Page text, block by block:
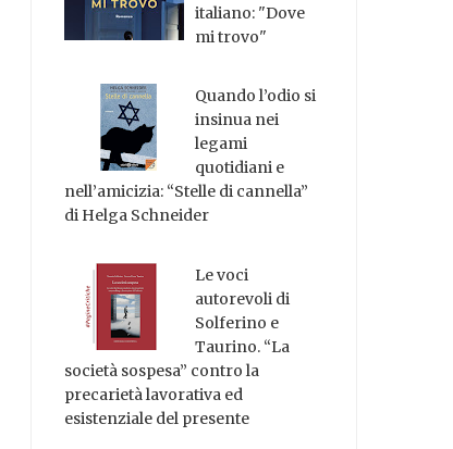
italiano: "Dove
mi trovo"
Quando l’odio si
insinua nei
legami
quotidiani e
nell’amicizia: “Stelle di cannella”
di Helga Schneider
Le voci
autorevoli di
Solferino e
Taurino. “La
società sospesa” contro la
precarietà lavorativa ed
esistenziale del presente